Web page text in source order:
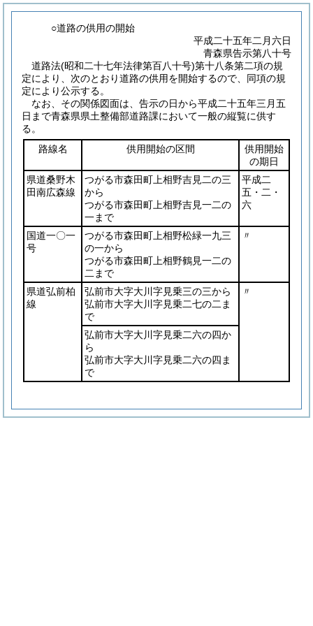
○道路の供用の開始
平成二十五年二月六日
青森県告示第八十号
道路法(昭和二十七年法律第百八十号)第十八条第二項の規
定により、次のとおり道路の供用を開始するので、同項の規
定により公示する。
なお、その関係図面は、告示の日から平成二十五年三月五
日まで青森県県土整備部道路課において一般の縦覧に供す
る。
路線名
供用開始の区間
供用開始
の期日
県道桑野木
田南広森線
つがる市森田町上相野吉見二の三
から
つがる市森田町上相野吉見一二の
一まで
平成二
五・二・
六
国道一〇一
号
つがる市森田町上相野松緑一九三
の一から
つがる市森田町上相野鶴見一二の
二まで
〃
県道弘前柏
線
弘前市大字大川字見乗三の三から
弘前市大字大川字見乗二七の二ま
で
〃
弘前市大字大川字見乗二六の四か
ら
弘前市大字大川字見乗二六の四ま
で